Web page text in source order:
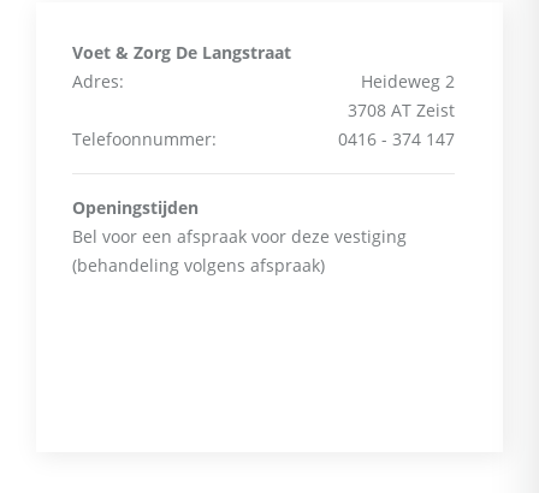
Voet & Zorg De Langstraat
Adres:
Heideweg 2
3708 AT Zeist
Telefoonnummer:
0416 - 374 147
Openingstijden
Bel voor een afspraak voor deze vestiging
(behandeling volgens afspraak)